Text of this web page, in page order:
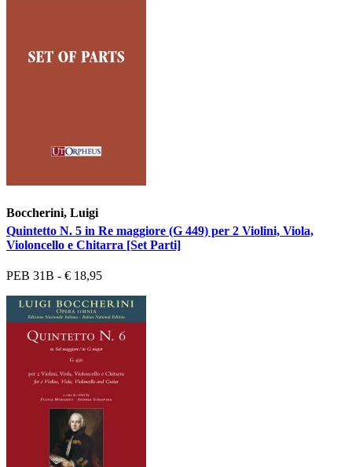
Boccherini, Luigi
Quintetto N. 5 in Re maggiore (G 449) per 2 Violini, Viola,
Violoncello e Chitarra [Set Parti]
PEB 31B - € 18,95